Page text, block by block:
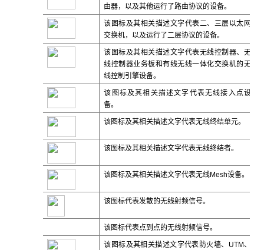
由器，以及其他运行了路由协议的设备。
该图标及其相关描述文字代表二、三层以太网
交换机，以及运行了二层协议的设备。
该图标及其相关描述文字代表无线控制器、无
线控制器业务板和有线无线一体化交换机的无
线控制引擎设备。
该图标及其相关描述文字代表无线接入点设
备。
该图标及其相关描述文字代表无线终结单元。
该图标及其相关描述文字代表无线终结者。
该图标及其相关描述文字代表无线Mesh设备。
该图标代表发散的无线射频信号。
该图标代表点到点的无线射频信号。
该图标及其相关描述文字代表防火墙、UTM、